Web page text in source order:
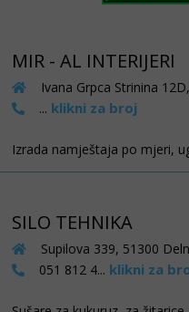
MIR - AL INTERIJERI
Ivana Grpca Strinina
... klikni za broj
Izrada namještaja po mjeri,
SILO TEHNIKA
Supilova 339, 51300
051 812 4... klikni za